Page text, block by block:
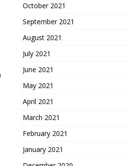
October 2021
September 2021
August 2021
July 2021
June 2021
May 2021
April 2021
March 2021
February 2021
January 2021